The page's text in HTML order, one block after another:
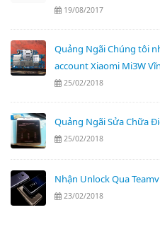
19/08/2017
Quảng Ngãi Chúng tôi
account Xiaomi Mi3W
25/02/2018
Quảng Ngãi Sửa Chữa
25/02/2018
Nhận Unlock Qua
23/02/2018